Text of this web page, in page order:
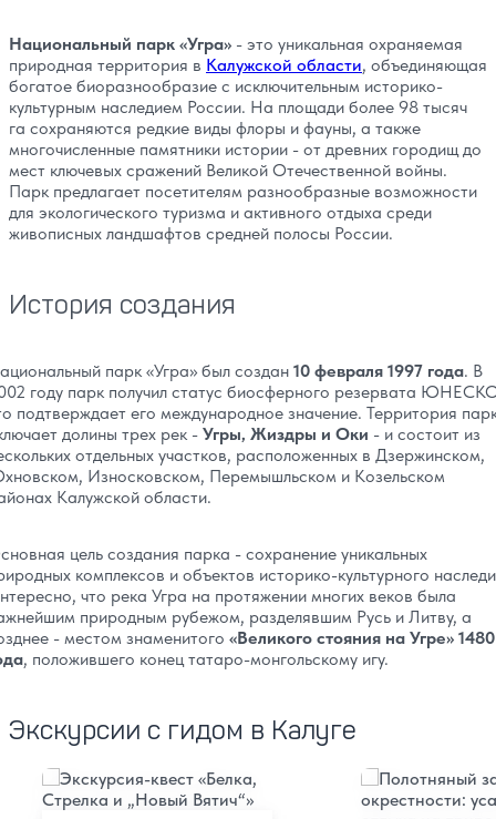
Национальный парк «Угра» - это уникальная охраняемая
природная территория в Калужской области, объединяющая
богатое биоразнообразие с исключительным историко-
культурным наследием России. На площади более 98 тысяч
га сохраняются редкие виды флоры и фауны, а также
многочисленные памятники истории - от древних городищ до
мест ключевых сражений Великой Отечественной войны.
Парк предлагает посетителям разнообразные возможности
для экологического туризма и активного отдыха среди
живописных ландшафтов средней полосы России.
История создания
парк «Угра» был создан 10 февраля 1997 года. В
году парк получил статус биосферного резервата
подтверждает его международное значение. Территория
долины трех рек - Угры, Жиздры и Оки - и состоит из
отдельных участков, расположенных в Дзержинском,
Износковском, Перемышльском и Козельском
Калужской области.
цель создания парка - сохранение уникальных
комплексов и объектов историко-культурного
что река Угра на протяжении многих веков была
природным рубежом, разделявшим Русь и Литву, а
- местом знаменитого «Великого стояния на Угре» 1480
, положившего конец татаро-монгольскому игу.
Экскурсии с гидом в Калуге
Подробнее Подробнее